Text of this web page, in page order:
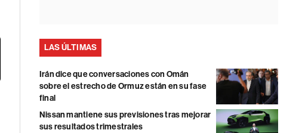
LAS ÚLTIMAS
Irán dice que conversaciones con Omán
sobre el estrecho de Ormuz están en su fase
final
Nissan mantiene sus previsiones tras mejorar
sus resultados trimestrales